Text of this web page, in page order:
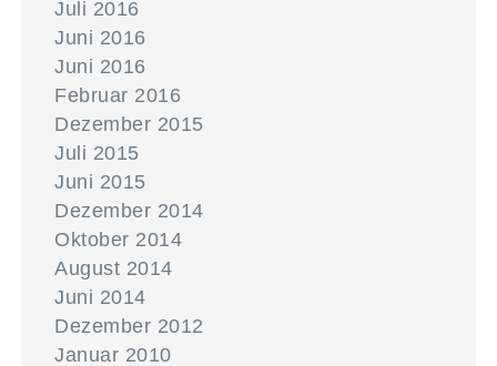
Juli 2016
Juni 2016
Juni 2016
Februar 2016
Dezember 2015
Juli 2015
Juni 2015
Dezember 2014
Oktober 2014
August 2014
Juni 2014
Dezember 2012
Januar 2010